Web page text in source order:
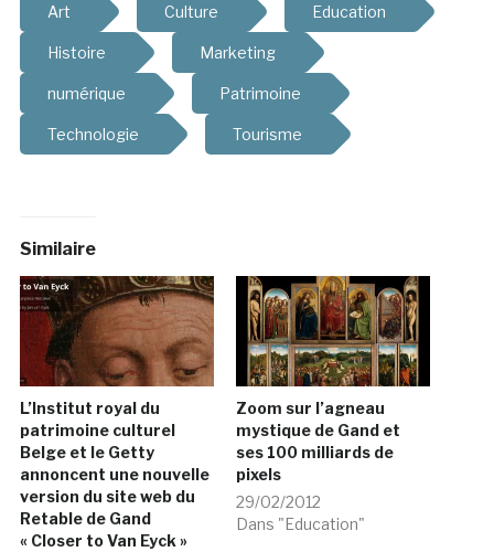
Art Culture Education
Histoire Marketing
numérique Patrimoine
Technologie Tourisme
Similaire
L’Institut royal du
patrimoine culturel
Belge et le Getty
annoncent une nouvelle
version du site web du
Retable de Gand
« Closer to Van Eyck »
Zoom sur l’agneau
mystique de Gand et
ses 100 milliards de
pixels
29/02/2012
Dans "Education"